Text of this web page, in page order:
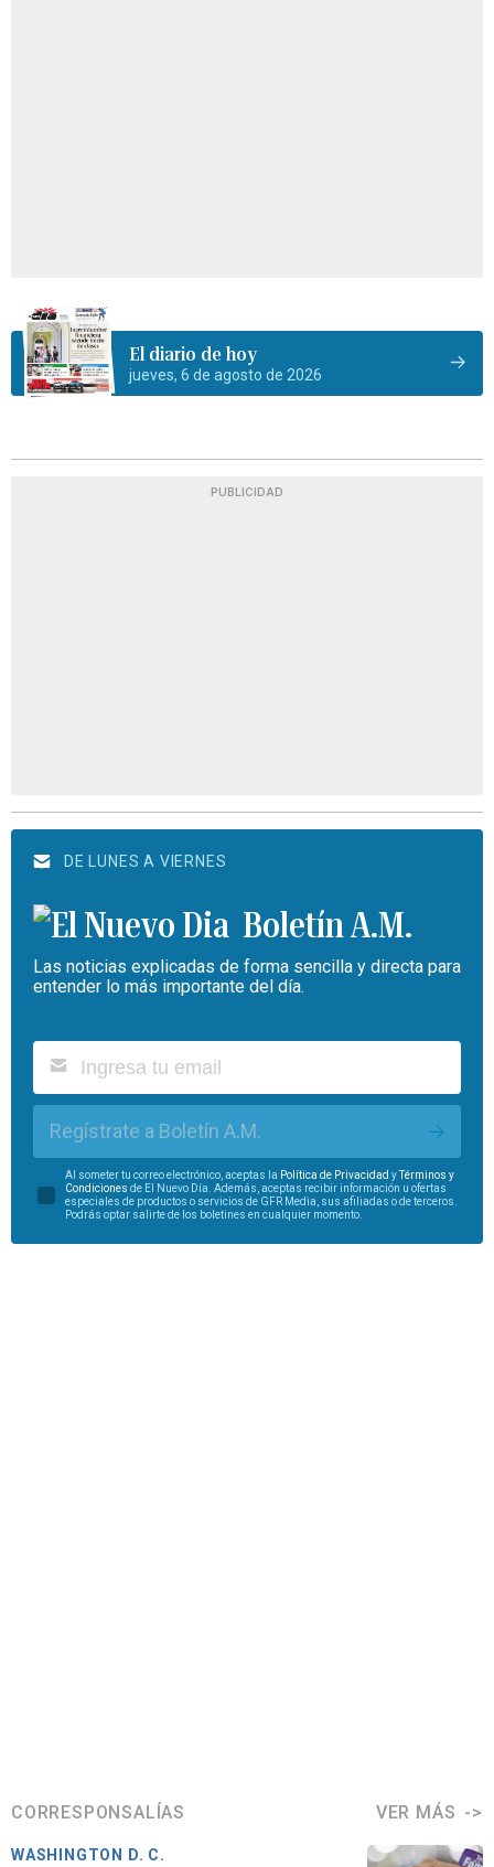
El diario de hoy
jueves, 6 de agosto de 2026
PUBLICIDAD
DE LUNES A VIERNES
Boletín A.M.
Las noticias explicadas de forma sencilla y directa para
entender lo más importante del día.
Regístrate a Boletín A.M.
Al someter tu correo electrónico, aceptas la Política de Privacidad y
Términos y
Condiciones de El Nuevo Día. Además, aceptas recibir información u ofertas
especiales de productos o servicios de GFR Media, sus afiliadas o de terceros.
Podrás optar salirte de los boletines en cualquier momento.
CORRESPONSALÍAS VER MÁS
WASHINGTON D. C.